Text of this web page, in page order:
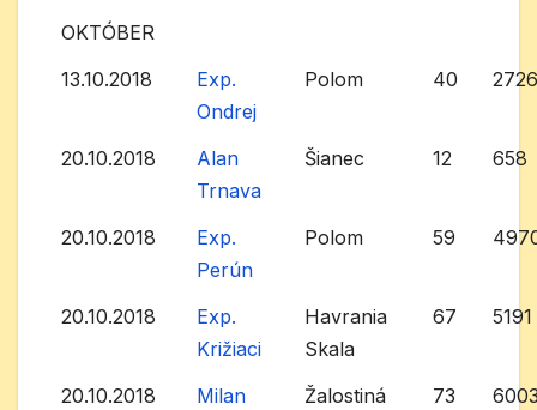
OKTÓBER
13.10.2018
Exp.
Ondrej
Polom 40
20.10.2018
Alan
Trnava
Šianec 12 658
20.10.2018
Exp.
Perún
Polom 59
20.10.2018
Exp.
Križiaci
Havrania
Skala
67 5191
20.10.2018
Milan
Žalostiná 73